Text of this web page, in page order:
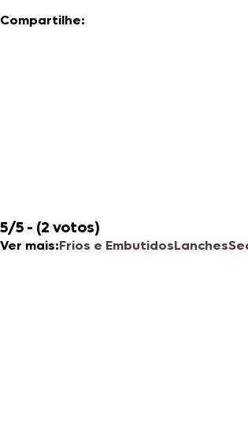
Compartilhe:
5/5 - (2 votos)
Ver mais:Frios e EmbutidosLanches